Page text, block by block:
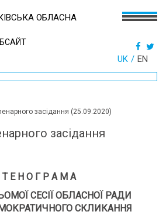
ОБЛАСНА
UK EN
засідання (25.09.2020)
засідання
Т Е Н О Г Р А М А
СЕСІЇ ОБЛАСНОЇ РАДИ
СКЛИКАННЯ